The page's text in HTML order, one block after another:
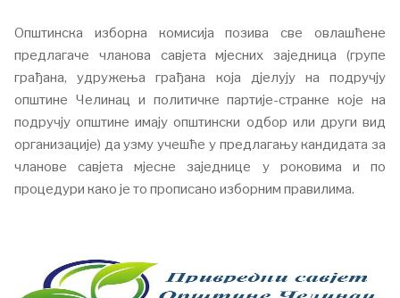
Општинска изборна комисија позива све овлашћене
предлагаче чланова савјета мјесних заједница (групе
грађана, удружења грађана која дјелују на подручју
општине Челинац и политичке партије-странке које на
подручју општине имају општински одбор или други вид
организације) да узму учешће у предлагању кандидата за
чланове савјета мјесне заједнице у роковима и по
процедури како је то прописано изборним правилима.